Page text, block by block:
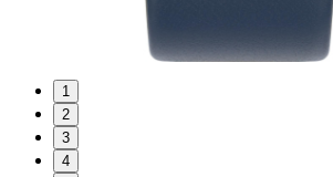
1
2
3
4